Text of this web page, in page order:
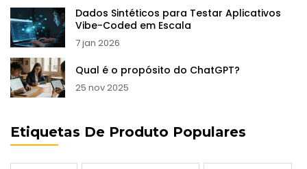
Dados Sintéticos para Testar Aplicativos
Vibe-Coded em Escala
7 jan 2026
Qual é o propósito do ChatGPT?
25 nov 2025
Etiquetas De Produto Populares